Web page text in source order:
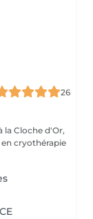
26
cryothérapie